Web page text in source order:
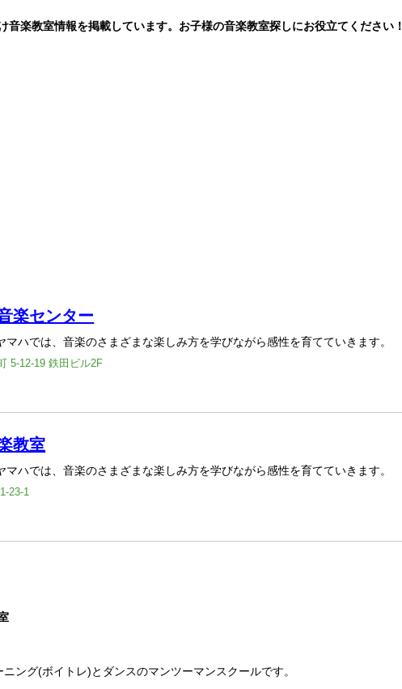
音楽教室情報を掲載しています。お子様の音楽教室探しにお役立てください！
楽センター
ハでは、音楽のさまざまな楽しみ方を学びながら感性を育てていきます。
5-12-19 鉄田ビル2F
教室
ハでは、音楽のさまざまな楽しみ方を学びながら感性を育てていきます。
23-1
ング(ボイトレ)とダンスのマンツーマンスクールです。